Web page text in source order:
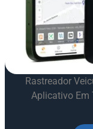
Rastreador
Aplicativo Em